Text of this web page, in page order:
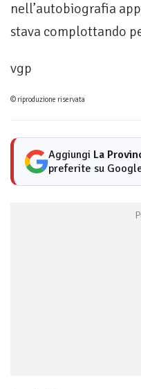
nell’autobiografia
stava complottando
vgp
© riproduzione riservata
Aggiungi La
preferite su